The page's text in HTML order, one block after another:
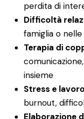
perdita di
Difficoltà
famiglia o nelle
Terapia di
insieme
Stress e lavoro
burnout,
Elaborazione